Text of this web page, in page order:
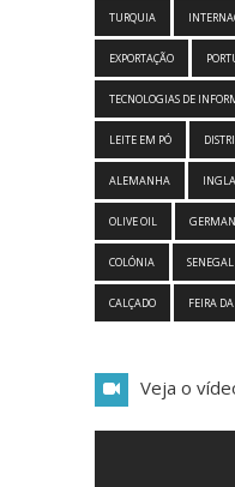
TURQUIA
EXPORTAÇÃO
TECNOLOGIAS DE
LEITE EM PÓ
ALEMANHA
OLIVE OIL
COLÓNIA SENEGAL
CALÇADO FEIRA
Veja o